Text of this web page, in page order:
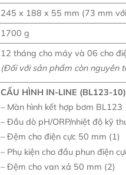
245 x 188 x 55 mm (73 mm
1700 g
12 tháng cho máy và 06 cho
(Đối với sản phẩm còn nguyên
CẤU HÌNH IN-LINE (BL123-
– Màn hình kết hợp bơm BL123
– Đầu dò pH/ORP/nhiệt độ kỹ
– Đệm cho điện cực 50 mm (1)
– Phụ kiện cho đầu phun điện
– Đệm cho van xả 50 mm (2)